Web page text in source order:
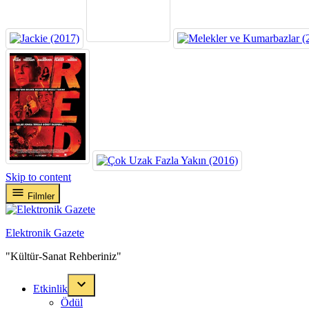
Skip to content
Filmler
Elektronik Gazete
"Kültür-Sanat Rehberiniz"
Etkinlik
Ödül